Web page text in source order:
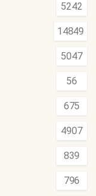
5242
14849
5047
56
675
4907
839
796